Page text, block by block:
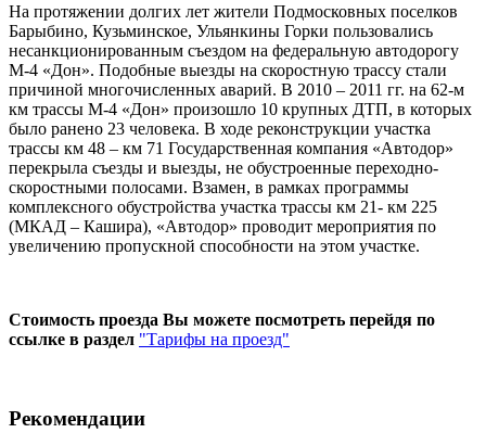
На протяжении долгих лет жители Подмосковных поселков
Барыбино, Кузьминское, Ульянкины Горки пользовались
несанкционированным съездом на федеральную автодорогу
М-4 «Дон». Подобные выезды на скоростную трассу стали
причиной многочисленных аварий. В 2010 – 2011 гг. на 62-м
км трассы М-4 «Дон» произошло 10 крупных ДТП, в которых
было ранено 23 человека. В ходе реконструкции участка
трассы км 48 – км 71 Государственная компания «Автодор»
перекрыла съезды и выезды, не обустроенные переходно-
скоростными полосами. Взамен, в рамках программы
комплексного обустройства участка трассы км 21- км 225
(МКАД – Кашира), «Автодор» проводит мероприятия по
увеличению пропускной способности на этом участке.
Стоимость проезда Вы можете посмотреть перейдя по
ссылке в раздел "Тарифы на проезд"
Рекомендации